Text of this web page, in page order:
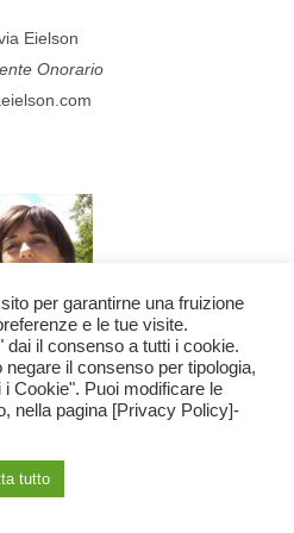
Eielson
Onorario
Canfield
del Centro
per garantirne una fruizione
e le tue visite.
dai il consenso a tutti i cookie.
il consenso per tipologia,
Cookie". Puoi modificare le
nella pagina [Privacy Policy]-
tutto